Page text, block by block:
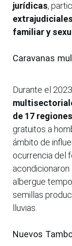
jurídicas,
familiar y
Caravanas
Durante el
de 17
gratuitos a
ámbito de
ocurrencia del
albergue
semillas
lluvias.
Nuevos